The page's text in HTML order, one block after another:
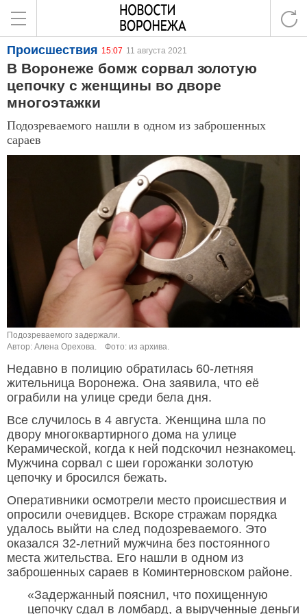
Происшествия 15:07 11 августа 2021
В Воронеже бомж сорвал золотую
цепочку с женщины во дворе
многоэтажки
Подозреваемого нашли в одном из заброшенных
сараев
Подозреваемого задержали.
Автор: Алена Орехова.
Фото: из архива.
Недавно в полицию обратилась 60-летняя
жительница Воронежа. Она заявила, что её
ограбили на улице среди бела дня.
Все случилось в 4 августа. Женщина шла по
двору многоквартирного дома на улице
Керамической, когда к ней подскочил незнакомец.
Мужчина сорвал с шеи горожанки золотую
цепочку и бросился бежать.
Оперативники осмотрели место происшествия и
опросили очевидцев. Вскоре стражам порядка
удалось выйти на след подозреваемого. Это
оказался 32-летний мужчина без постоянного
места жительства. Его нашли в одном из
заброшенных сараев в Коминтерновском районе.
«Задержанный пояснил, что похищенную
цепочку сдал в ломбард, а вырученные деньги